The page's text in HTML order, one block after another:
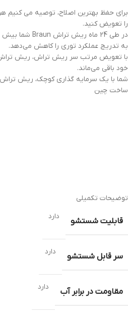
را تعویض کنید.
به تدریج عملکرد توری را کاهش می‌دهد.
با تعویض مرتب سر ریش تراش، ریش تراش
خود باقی می‌ماند.
شما با یک سرمایه گذاری کوچک، ریش تراش
ساخت چین
توضیحات تکمیلی
قابلیت شستشو دارد
سر قابل شستشو دارد
مقاومت در برابر آب دارد